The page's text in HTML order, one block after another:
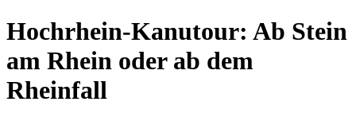
Hochrhein-Kanutour: Ab Stein
am Rhein oder ab dem
Rheinfall